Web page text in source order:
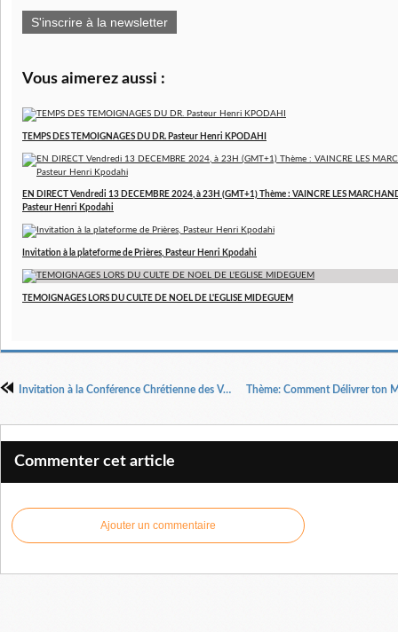
S'inscrire à la newsletter
Vous aimerez aussi :
TEMPS DES TEMOIGNAGES DU DR. Pasteur Henri KPODAHI
EN DIRECT Vendredi 13 DECEMBRE 2024, à 23H (GMT+1) Thème : VAINCRE LES
Pasteur Henri Kpodahi
Invitation à la plateforme de Prières, Pasteur Henri Kpodahi
TEMOIGNAGES LORS DU CULTE DE NOEL DE L'EGLISE MIDEGUEM
Invitation à la Conférence Chrétienne des Vainqueurs du 28 avril 2018 à Schiltigheim
Commenter cet article
Ajouter un commentaire